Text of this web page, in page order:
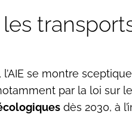
, l’AIE se montre
par la loi sur
dès 2030, à